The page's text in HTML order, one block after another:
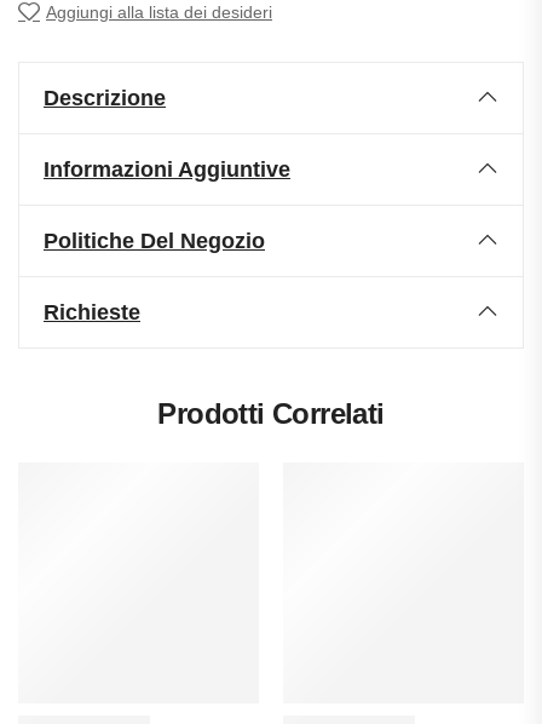
Aggiungi alla lista dei desideri
Descrizione
Informazioni Aggiuntive
Politiche Del Negozio
Richieste
Prodotti Correlati